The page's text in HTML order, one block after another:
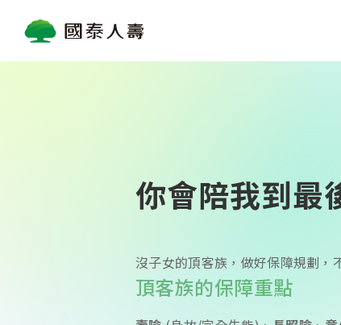
你會陪我到最
沒子女的頂客族，做好保障規劃，
頂客族的保障重點